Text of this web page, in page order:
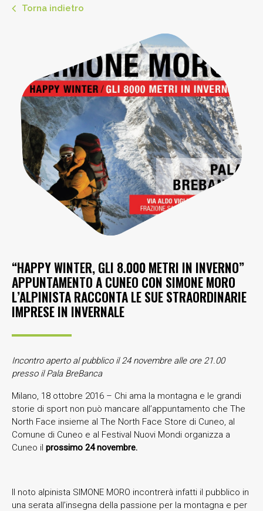
Torna indietro
“HAPPY WINTER, GLI 8.000 METRI IN INVERNO”
APPUNTAMENTO A CUNEO CON SIMONE MORO
L’ALPINISTA RACCONTA LE SUE STRAORDINARIE
IMPRESE IN INVERNALE
Incontro aperto al pubblico il 24 novembre alle ore 21.00
presso il Pala BreBanca
Milano, 18 ottobre 2016 – Chi ama la montagna e le grandi
storie di sport non può mancare all’appuntamento che The
North Face insieme al The North Face Store di Cuneo, al
Comune di Cuneo e al Festival Nuovi Mondi organizza a
Cuneo il prossimo 24 novembre.
Il noto alpinista SIMONE MORO incontrerà infatti il pubblico in
una serata all’insegna della passione per la montagna e per